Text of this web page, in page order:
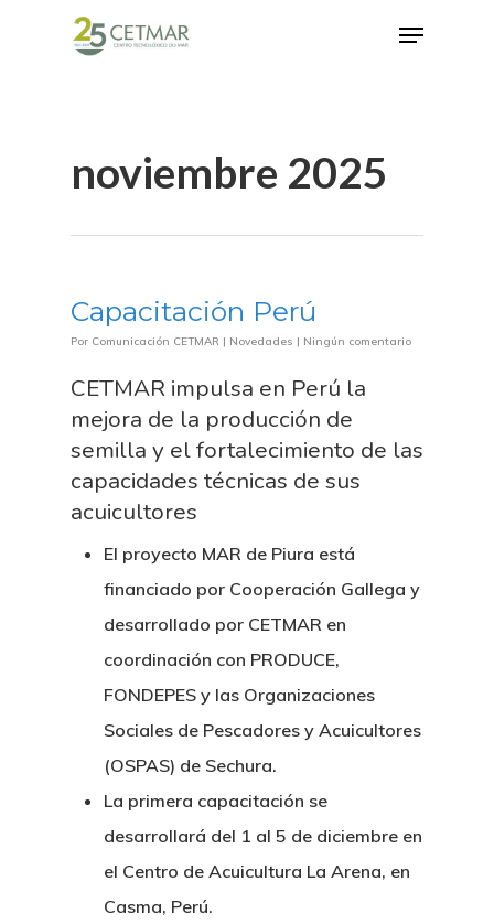
noviembre 2025
Capacitación Perú
Por Comunicación CETMAR | Novedades | Ningún comentario
CETMAR impulsa en Perú la
mejora de la producción de
semilla y el fortalecimiento de las
capacidades técnicas de sus
acuicultores
El proyecto MAR de Piura está
financiado por Cooperación Gallega y
desarrollado por CETMAR en
coordinación con PRODUCE,
FONDEPES y las Organizaciones
Sociales de Pescadores y Acuicultores
(OSPAS) de Sechura.
La primera capacitación se
desarrollará del 1 al 5 de diciembre en
el Centro de Acuicultura La Arena, en
Casma, Perú.